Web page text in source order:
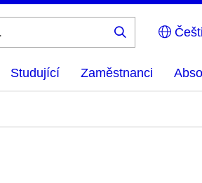
Studující Zaměstnanci